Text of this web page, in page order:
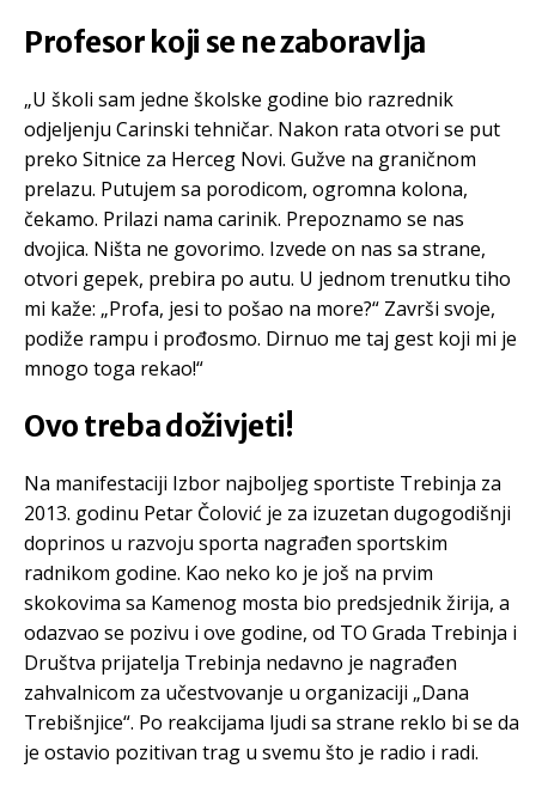
Profesor koji se ne zaboravlja
„U školi sam jedne školske godine bio razrednik
odjeljenju Carinski tehničar. Nakon rata otvori se put
preko Sitnice za Herceg Novi. Gužve na graničnom
prelazu. Putujem sa porodicom, ogromna kolona,
čekamo. Prilazi nama carinik. Prepoznamo se nas
dvojica. Ništa ne govorimo. Izvede on nas sa strane,
otvori gepek, prebira po autu. U jednom trenutku tiho
mi kaže: „Profa, jesi to pošao na more?“ Završi svoje,
podiže rampu i prođosmo. Dirnuo me taj gest koji mi je
mnogo toga rekao!“
Ovo treba doživjeti!
Na manifestaciji Izbor najboljeg sportiste Trebinja za
2013. godinu Petar Čolović je za izuzetan dugogodišnji
doprinos u razvoju sporta nagrađen sportskim
radnikom godine. Kao neko ko je još na prvim
skokovima sa Kamenog mosta bio predsjednik žirija, a
odazvao se pozivu i ove godine, od TO Grada Trebinja i
Društva prijatelja Trebinja nedavno je nagrađen
zahvalnicom za učestvovanje u organizaciji „Dana
Trebišnjice“. Po reakcijama ljudi sa strane reklo bi se da
je ostavio pozitivan trag u svemu što je radio i radi.